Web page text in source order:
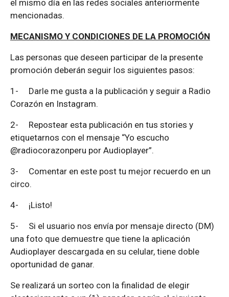
el mismo día en las redes sociales anteriormente
mencionadas.
MECANISMO Y CONDICIONES DE LA PROMOCIÓN
Las personas que deseen participar de la presente
promoción deberán seguir los siguientes pasos:
1- Darle me gusta a la publicación y seguir a Radio
Corazón en Instagram.
2- Repostear esta publicación en tus stories y
etiquetarnos con el mensaje “Yo escucho
@radiocorazonperu por Audioplayer”.
3- Comentar en este post tu mejor recuerdo en un
circo.
4- ¡Listo!
5- Si el usuario nos envía por mensaje directo (DM)
una foto que demuestre que tiene la aplicación
Audioplayer descargada en su celular, tiene doble
oportunidad de ganar.
Se realizará un sorteo con la finalidad de elegir